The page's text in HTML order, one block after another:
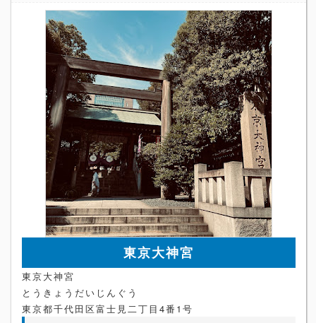
東京大神宮
東京大神宮
とうきょうだいじんぐう
東京都千代田区富士見二丁目4番1号